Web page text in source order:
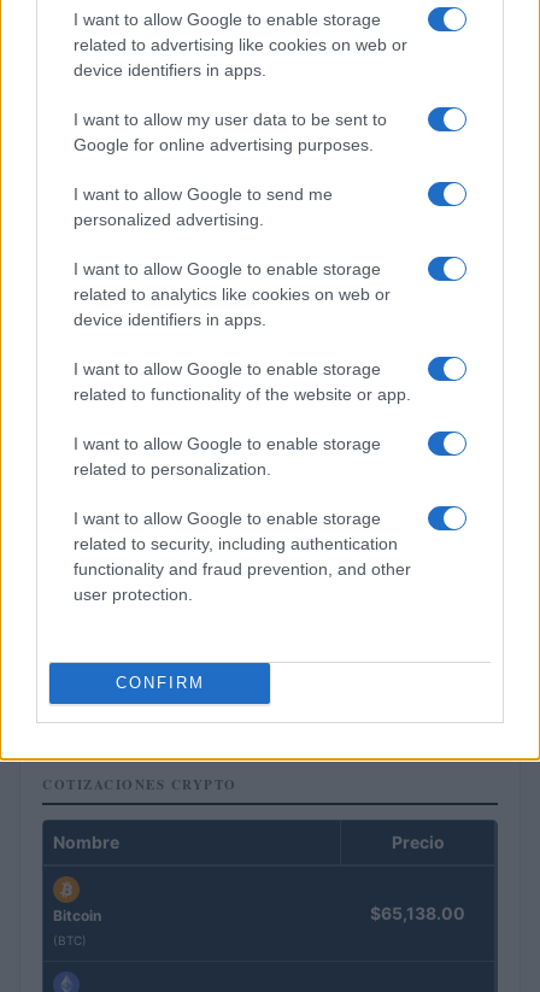
I want to allow Google to enable storage
related to advertising like cookies on web or
device identifiers in apps.
I want to allow my user data to be sent to
Google for online advertising purposes.
I want to allow Google to send me
personalized advertising.
I want to allow Google to enable storage
related to analytics like cookies on web or
device identifiers in apps.
I want to allow Google to enable storage
related to functionality of the website or app.
I want to allow Google to enable storage
related to personalization.
I want to allow Google to enable storage
related to security, including authentication
functionality and fraud prevention, and other
user protection.
CONFIRM
El Ibex 35 alcanza máximos históricos: ¿Qué está impulsando
Lucía Herrera · 10 Ago 2026
CRIPTOMONEDAS
Criptomonedas en 2026: análisis de precios y adopción global
Lucía Herrera · 10 Ago 2026
COTIZACIONES CRYPTO
Nombre Precio
Bitcoin
(BTC)
$65,138.00